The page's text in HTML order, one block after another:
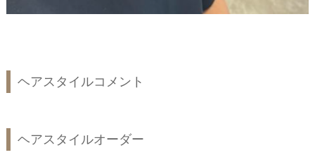
ヘアスタイルコメント
ヘアスタイルオーダー